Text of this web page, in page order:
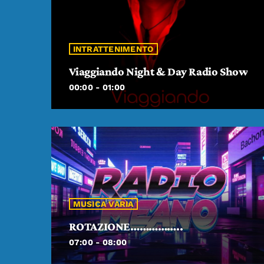
INTRATTENIMENTO
Viaggiando Night & Day Radio Show
00:00 - 01:00
MUSICA VARIA
ROTAZIONE……………..
07:00 - 08:00